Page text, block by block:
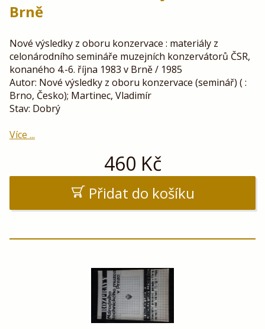
Brně
Nové výsledky z oboru konzervace : materiály z
celonárodního semináře muzejních konzervátorů ČSR,
konaného 4.-6. října 1983 v Brně / 1985
Autor: Nové výsledky z oboru konzervace (seminář) ( :
Brno, Česko); Martinec, Vladimír
Stav: Dobrý
Více ...
460 Kč
Přidat do košíku